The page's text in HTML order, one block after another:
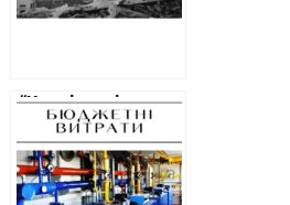
“Харківські
тепломережі”
вдруге
спробують
закупити 13